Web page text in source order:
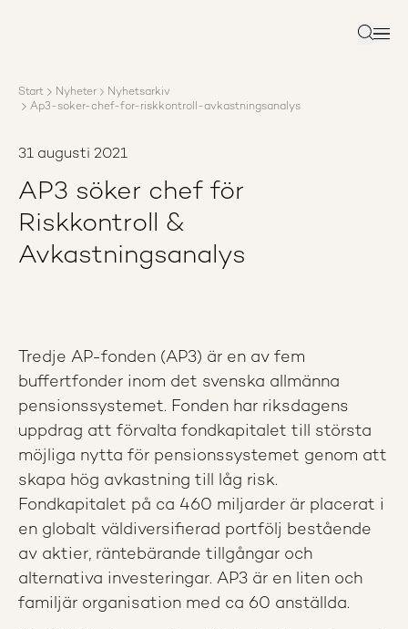
Rapporter
Sök
Start Nyheter
Nyhetsarkiv
Ap3-soker-chef-for-riskkontroll-avkastningsanalys
31 augusti 2021
AP3 söker chef för
Riskkontroll &
Avkastningsanalys
Tredje AP-fonden (AP3) är en av fem
buffertfonder inom det svenska allmänna
pensionssystemet. Fonden har riksdagens
uppdrag att förvalta fondkapitalet till största
möjliga nytta för pensionssystemet genom att
skapa hög avkastning till låg risk.
Fondkapitalet på ca 460 miljarder är placerat i
en globalt väldiversifierad portfölj bestående
av aktier, räntebärande tillgångar och
alternativa investeringar. AP3 är en liten och
familjär organisation med ca 60 anställda.